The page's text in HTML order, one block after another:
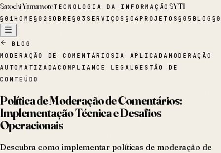
Satochi YamamotoTECNOLOGIA DA INFORMAÇÃOSYTI
§ 01HOME§02 SOBRE§03 SERVIÇOS § 04PROJETOS§05 BLOG §
BLOG
MODERAÇÃO DE COMENTÁRIOS IA APLICADA MODERAÇÃO
AUTOMATIZADACOMPLIANCE LEGALGESTÃO DE
CONTEÚDO
Política de Moderação de Comentários:
Implementação Técnica e Desafios
Operacionais
Descubra como implementar políticas de moderação de